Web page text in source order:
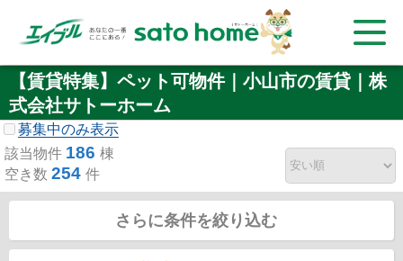
【賃貸特集】ペット可物件｜小山市の賃貸｜株
式会社サトーホーム
募集中のみ表示
該当物件 186 棟
空き数 254 件
さらに条件を絞り込む